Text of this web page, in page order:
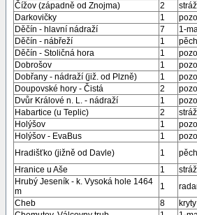
Čížov (západně od Znojma)
2
Darkovičky
1
Děčín - hlavní nádraží
7 1-
Děčín - nábřeží
1
Děčín - Stoličná hora
1
Dobrošov
1
Dobřany - nádraží (již. od Plzně)
1
Doupovské hory - Čistá
2
Dvůr Králové n. L. - nádraží
1
Habartice (u Teplic)
2
Holýšov
1
Holýšov - EvaBus
1
Hradišťko (jižně od Davle)
1
Hranice u Aše
1
Hrubý Jeseník - k. Vysoká hole 1464
m
1
Cheb
8